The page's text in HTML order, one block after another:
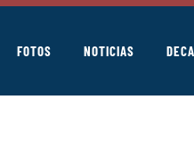
FOTOS NOTICIAS